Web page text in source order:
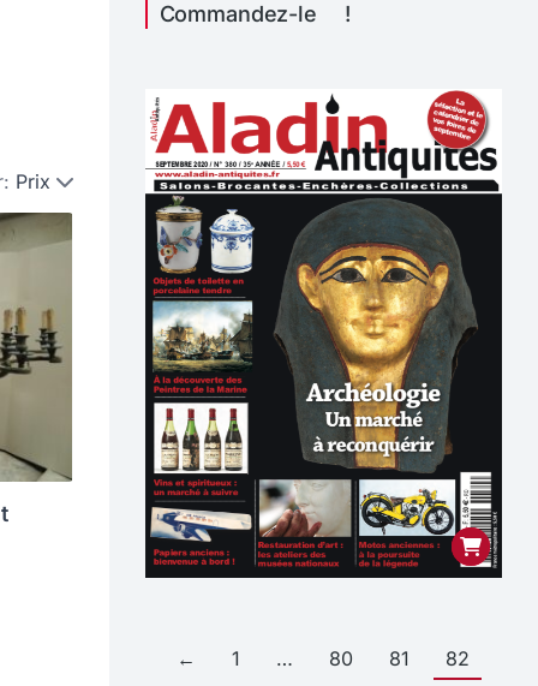
Prix
Commandez-le !
← 1 … 80 81
82